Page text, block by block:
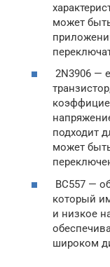
может
2N3906 —
подходит
может
BC557 —
который
и низкое
широком